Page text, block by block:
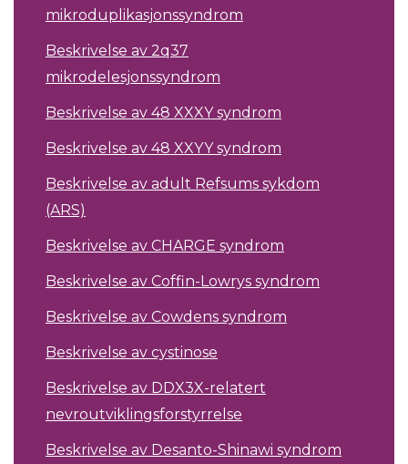
mikroduplikasjonssyndrom
Beskrivelse av 2q37
mikrodelesjonssyndrom
Beskrivelse av 48 XXXY syndrom
Beskrivelse av 48 XXYY syndrom
Beskrivelse av adult Refsums sykdom
(ARS)
Beskrivelse av CHARGE syndrom
Beskrivelse av Coffin-Lowrys syndrom
Beskrivelse av Cowdens syndrom
Beskrivelse av cystinose
Beskrivelse av DDX3X-relatert
nevroutviklingsforstyrrelse
Beskrivelse av Desanto-Shinawi syndrom